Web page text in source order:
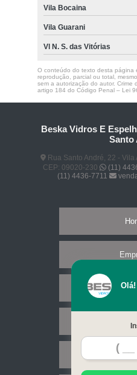
Vila Bocaina
Vila Guarani
Vl N. S. das Vitórias
O conteúdo do texto desta página
reprodução, parcial ou total,
sem a autorização do autor. Crime
artigo 184 do Código Penal – Lei
Beska Vidros E
Santo
Rua Santo André, 22 - Vila
CEP: 09020-230
(11)
(11) 4436-7711